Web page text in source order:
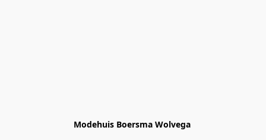
Modehuis Boersma Wolvega